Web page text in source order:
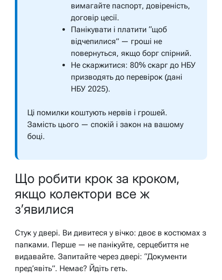
вимагайте паспорт, довіреність,
договір цесії.
Панікувати і платити “щоб
відчепилися” — гроші не
повернуться, якщо борг спірний.
Не скаржитися: 80% скарг до НБУ
призводять до перевірок (дані
НБУ 2025).
Ці помилки коштують нервів і грошей.
Замість цього — спокій і закон на вашому
боці.
Що робити крок за кроком,
якщо колектори все ж
з’явилися
Стук у двері. Ви дивитеся у вічко: двоє в костюмах з
папками. Перше — не панікуйте, серцебиття не
видавайте. Запитайте через двері: “Документи
пред’явіть”. Немає? Йдіть геть.